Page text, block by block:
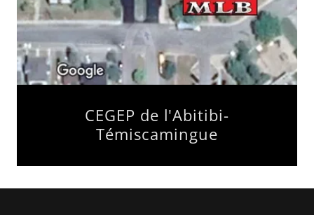
CEGEP de l'Abitibi-
Témiscamingue